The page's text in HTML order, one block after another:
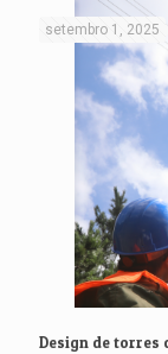
setembro 1, 2025
Design de torres